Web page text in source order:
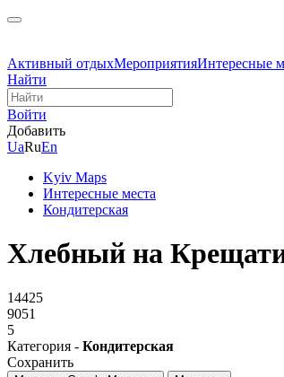
Активный отдыхМероприятияИнтересные
Найти
Войти
Добавить
UaRuEn
Kyiv Maps
Интересные места
Кондитерская
Хлебный на
14425
9051
5
Категория - Кондитерская
Сохранить